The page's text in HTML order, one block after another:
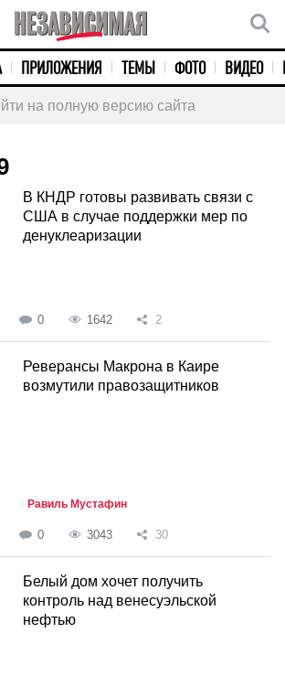
ПРИЛОЖЕНИЯ ТЕМЫ ФОТО ВИДЕО
на полную версию сайта
В КНДР готовы развивать связи с
США в случае поддержки мер по
денуклеаризации
0 1642 2
Реверансы Макрона в Каире
возмутили правозащитников
Равиль Мустафин
0 3043 30
Белый дом хочет получить
контроль над венесуэльской
нефтью